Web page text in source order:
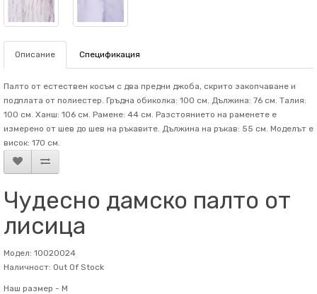
Описание Спецификация
Палто от естествен косъм с два предни джоба, скрито закопчаване и
подплата от полиестер. Гръдна обиколка: 100 см. Дължина: 76 см. Талия:
100 см. Ханш: 106 см. Рамене: 44 см. Разстоянието на раменете е
измерено от шев до шев на ръкавите. Дължина на ръкав: 55 см. Mоделът е
висок: 170 см.
Чудесно дамско палто от
лисица
Модел: 10020024
Наличност: Out Of Stock
Наш размер - M